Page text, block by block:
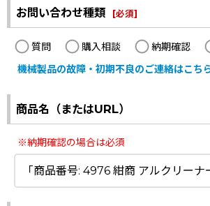
お問い合わせ種類 [必須]
質問 購入相談 納期確認
機械製品の故障・初期不良のご連絡はこち
商品名（またはURL）
※納期確認の場合は必須